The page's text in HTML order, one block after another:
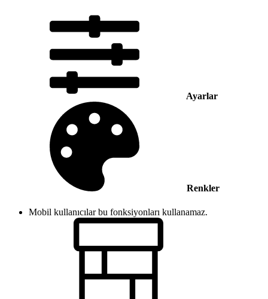
Ayarlar
Renkler
Mobil kullanıcılar bu fonksiyonları kullanamaz.